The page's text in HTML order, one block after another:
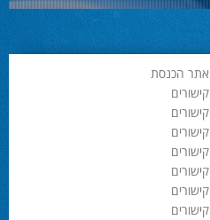
אתר הכנסת
קישורים
קישורים
קישורים
קישורים
קישורים
קישורים
קישורים